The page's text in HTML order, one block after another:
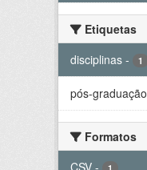
Etiquetas
disciplinas - 1
pós-graduação
Formatos
CSV -